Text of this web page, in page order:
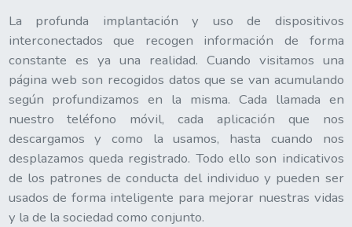
La profunda implantación y uso de dispositivos
interconectados que recogen información de forma
constante es ya una realidad. Cuando visitamos una
página web son recogidos datos que se van acumulando
según profundizamos en la misma. Cada llamada en
nuestro teléfono móvil, cada aplicación que nos
descargamos y como la usamos, hasta cuando nos
desplazamos queda registrado. Todo ello son indicativos
de los patrones de conducta del individuo y pueden ser
usados de forma inteligente para mejorar nuestras vidas
y la de la sociedad como conjunto.